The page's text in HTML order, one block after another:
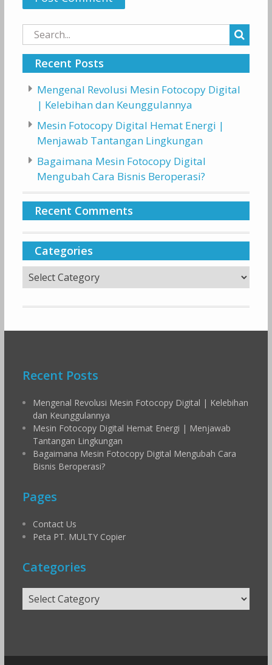
Search
for:
Recent Posts
Mengenal Revolusi Mesin Fotocopy Digital
| Kelebihan dan Keunggulannya
Mesin Fotocopy Digital Hemat Energi |
Menjawab Tantangan Lingkungan
Bagaimana Mesin Fotocopy Digital
Mengubah Cara Bisnis Beroperasi?
Recent Comments
Categories
Categories
Recent Posts
Mengenal Revolusi Mesin Fotocopy Digital | Kelebihan
dan Keunggulannya
Mesin Fotocopy Digital Hemat Energi | Menjawab
Tantangan Lingkungan
Bagaimana Mesin Fotocopy Digital Mengubah Cara
Bisnis Beroperasi?
Pages
Contact Us
Peta PT. MULTY Copier
Categories
Categories